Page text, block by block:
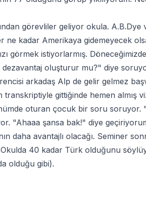
görevliler geliyor okula.
kadar Amerikaya gidemeyecek
görmek istiyorlarmış.
oluşturur mu?" diye
arkadaş Alp de gelir gelmez
transkriptiyle gittiğinde hemen almış
oturan çocuk bir soru soruyor.
"Ahaaa şansa bak!" diye
daha avantajlı olacağı. Seminer
40 kadar Türk olduğunu
olduğu gibi).